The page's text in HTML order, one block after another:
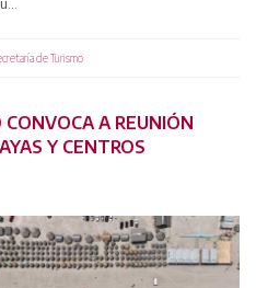
de Turismo
A REUNIÓN
Y CENTROS